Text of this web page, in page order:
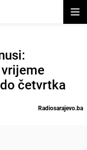
četvrtka
Radiosarajevo.ba